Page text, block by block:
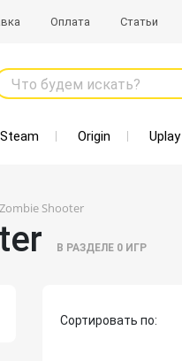
Оплата Статьи
Что будем искать?
Steam Origin Uplay
Zombie Shooter
В РАЗДЕЛЕ 0 ИГР
Сортировать по: